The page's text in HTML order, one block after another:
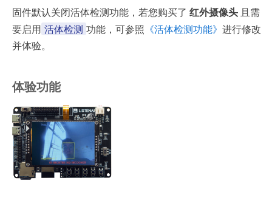
固件默认关闭活体检测功能，若您购买了 红外摄像头 且需
要启用 活体检测 功能，可参照 《活体检测功能》 进行修改
并体验。
体验功能